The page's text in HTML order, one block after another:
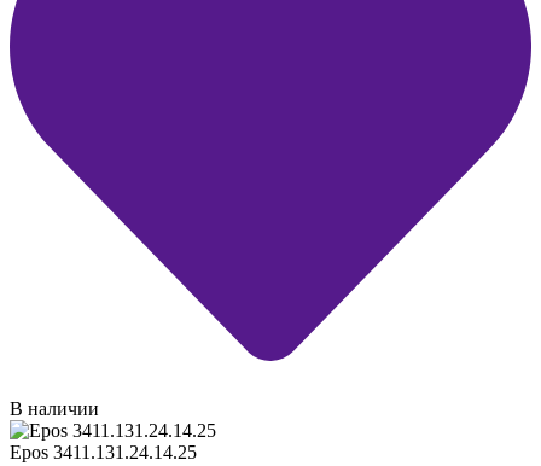
В наличии
Epos 3411.131.24.14.25